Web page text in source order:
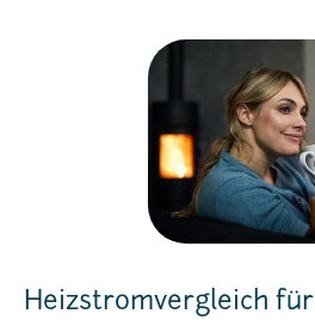
Heizstromvergleich für